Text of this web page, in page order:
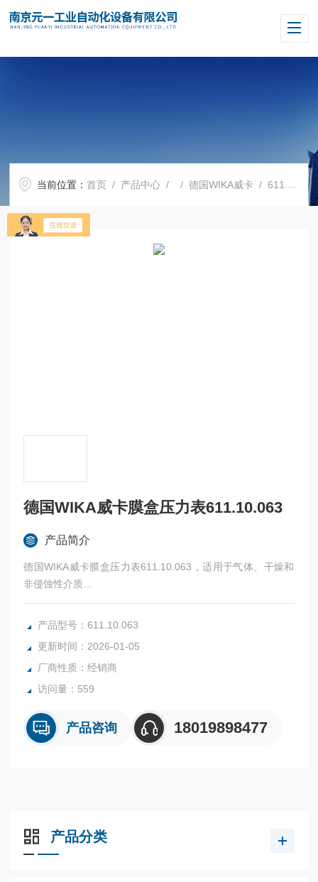
当前位置：首页 / 产品中心 / /德国WIKA威卡 / 611.10.063德国WIKA威卡膜盒压力表611.10.063
德国WIKA威卡膜盒压力表611.10.063
产品简介
德国WIKA威卡膜盒压力表611.10.063，适用于气体、干燥和
非侵蚀性介质
用于医疗、真空、环境、采暖工程中的物料含量测量和过滤器
监测
紧凑型设计、防护等级达IP 53
塑料外壳
可根据客户要求提供其他接口位置
大量程：0 100 kPa
描述
产品型号：611.10.063
更新时间：2026-01-05
厂商性质：经销商
访问量：559
产品咨询 18019898477
产品分类